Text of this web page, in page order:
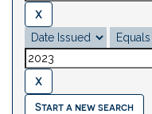
Start a new search